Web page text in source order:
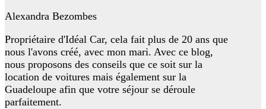
Alexandra Bezombes
Propriétaire d'Idéal Car, cela fait plus de 20 ans que
nous l'avons créé, avec mon mari. Avec ce blog,
nous proposons des conseils que ce soit sur la
location de voitures mais également sur la
Guadeloupe afin que votre séjour se déroule
parfaitement.